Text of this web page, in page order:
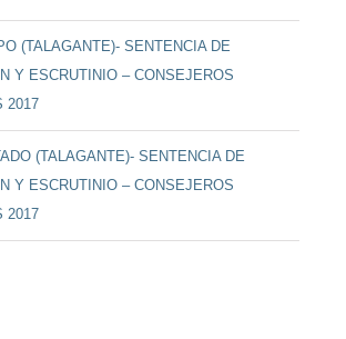
(TALAGANTE)- SENTENCIA DE
Y ESCRUTINIO – CONSEJEROS
2017
(TALAGANTE)- SENTENCIA DE
Y ESCRUTINIO – CONSEJEROS
2017